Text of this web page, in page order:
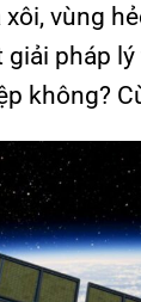
vùng
giải pháp
không?